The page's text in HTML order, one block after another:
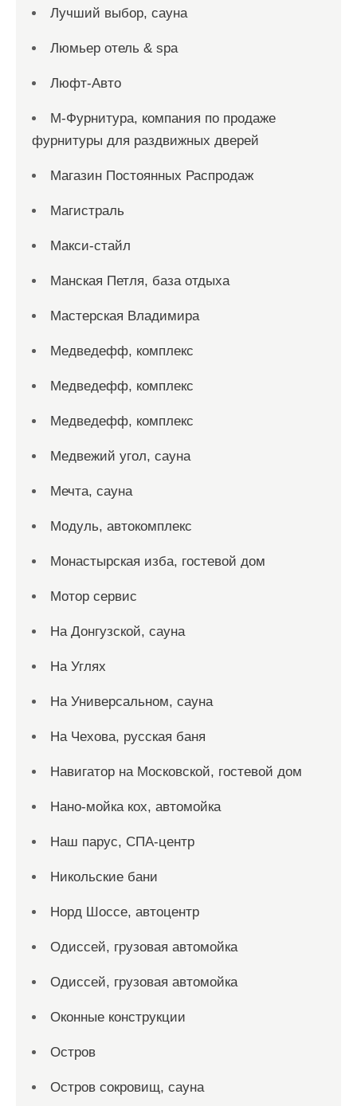
Лучший выбор, сауна
Люмьер отель & spa
Люфт-Авто
М-Фурнитура, компания по продаже
фурнитуры для раздвижных дверей
Магазин Постоянных Распродаж
Магистраль
Макси-стайл
Манская Петля, база отдыха
Мастерская Владимира
Медведефф, комплекс
Медведефф, комплекс
Медведефф, комплекс
Медвежий угол, сауна
Мечта, сауна
Модуль, автокомплекс
Монастырская изба, гостевой дом
Мотор сервис
На Донгузской, сауна
На Углях
На Универсальном, сауна
На Чехова, русская баня
Навигатор на Московской, гостевой дом
Нано-мойка кох, автомойка
Наш парус, СПА-центр
Никольские бани
Норд Шоссе, автоцентр
Одиссей, грузовая автомойка
Одиссей, грузовая автомойка
Оконные конструкции
Остров
Остров сокровищ, сауна